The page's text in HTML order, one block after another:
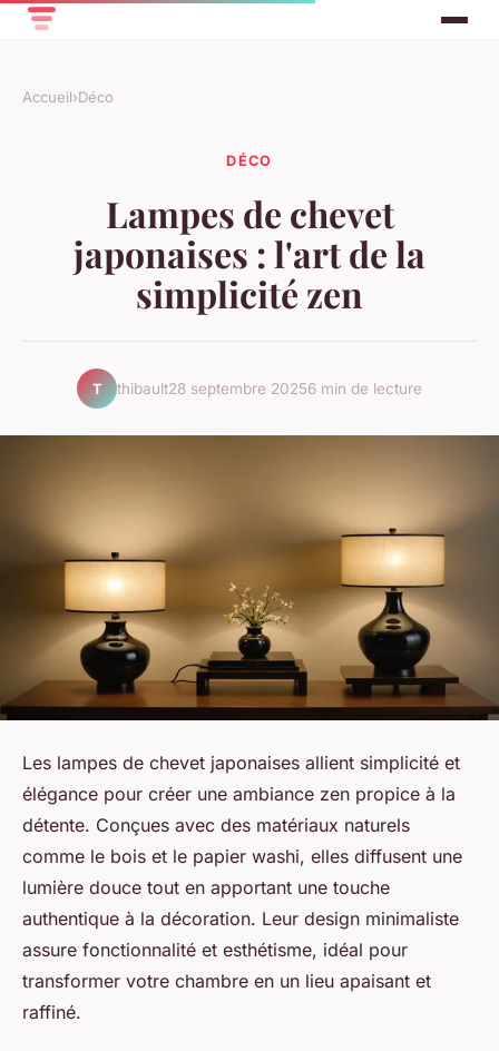
Accueil›Déco
DÉCO
Lampes de chevet
japonaises : l'art de la
simplicité zen
T thibault28 septembre 20256 min de lecture
Les lampes de chevet japonaises allient simplicité et
élégance pour créer une ambiance zen propice à la
détente. Conçues avec des matériaux naturels
comme le bois et le papier washi, elles diffusent une
lumière douce tout en apportant une touche
authentique à la décoration. Leur design minimaliste
assure fonctionnalité et esthétisme, idéal pour
transformer votre chambre en un lieu apaisant et
raffiné.